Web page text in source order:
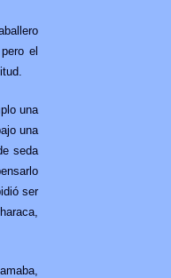
el
una
una
seda
ser